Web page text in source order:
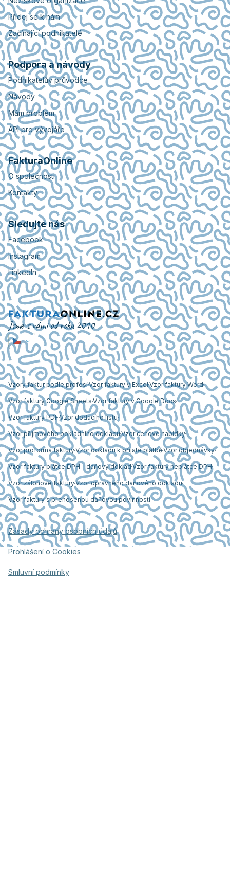
Přidej se k nám
Začínající podnikatelé
Podpora a návody
Podnikatelův průvodce
Návody
Mám problém
API pro vývojáře
FakturaOnline
O společnosti
Kontakty
Sledujte nás
Facebook
Instagram
LinkedIn
Jsme s vámi od roku 2010
Vzory faktur podle profesíVzor faktury v ExcelVzor faktury Word
Vzor faktury Google Sheets Vzor faktury v Google Docs
Vzor faktury PDF Vzor dodacího listu
Vzor příjmového pokladního dokladuVzor cenové nabídky
Vzor proforma fakturyVzor dokladu k přijaté platběVzor objednávky
Vzor faktury plátce DPH - daňový dokladVzor faktury neplátce DPH
Vzor zálohové fakturyVzor opravného daňového dokladu
Vzor faktury s přenesenou daňovou povinností
Zásady ochrany osobních údajů
Prohlášení o Cookies
Smluvní podmínky